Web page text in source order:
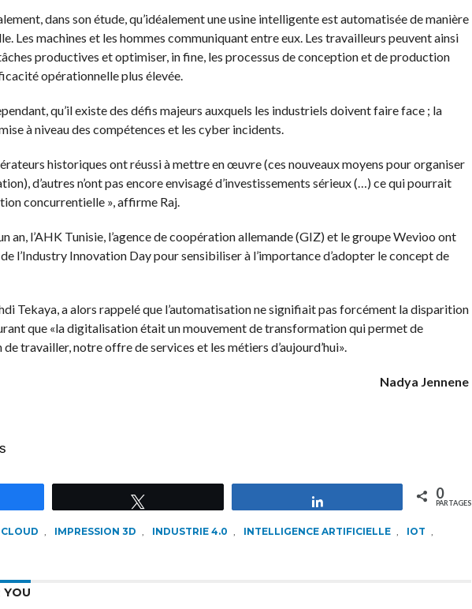
dans son étude, qu’idéalement une usine intelligente est automatisée de manière
Les machines et les hommes communiquant entre eux. Les travailleurs peuvent ainsi
productives et optimiser, in fine, les processus de conception et de production
opérationnelle plus élevée.
qu’il existe des défis majeurs auxquels les industriels doivent faire face ; la
à niveau des compétences et les cyber incidents.
historiques ont réussi à mettre en œuvre (ces nouveaux moyens pour organiser
d’autres n’ont pas encore envisagé d’investissements sérieux (…) ce qui pourrait
concurrentielle », affirme Raj.
an, l’AHK Tunisie, l’agence de coopération allemande (GIZ) et le groupe Wevioo ont
l’Industry Innovation Day pour sensibiliser à l’importance d’adopter le concept de
Tekaya, a alors rappelé que l’automatisation ne signifiait pas forcément la disparition
que «la digitalisation était un mouvement de transformation qui permet de
travailler, notre offre de services et les métiers d’aujourd’hui».
Nadya Jennene
0
PARTAGES
CLOUD , IMPRESSION 3D , INDUSTRIE 4.0 , INTELLIGENCE ARTIFICIELLE , IOT ,
YOU